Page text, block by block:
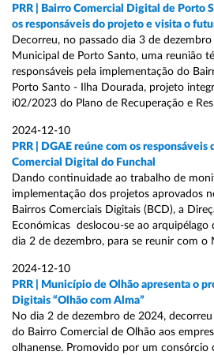
PRR | Bairro Comercial Digital de Porto
os responsáveis do projeto e visita o
Decorreu, no passado dia 3 de
Municipal de Porto Santo, uma reunião
responsáveis pela implementação do
Porto Santo - Ilha Dourada, projeto
i02/2023 do Plano de Recuperação e
2024-12-10
PRR | DGAE reúne com os
Comercial Digital do Funchal
Dando continuidade ao trabalho de
implementação dos projetos aprovados
Bairros Comerciais Digitais (BCD), a
Económicas deslocou-se ao arquipélago
dia 2 de dezembro, para se reunir com
2024-12-10
PRR | Município de Olhão apresenta o
Digitais “Olhão com Alma”
No dia 2 de dezembro de 2024,
do Bairro Comercial de Olhão aos
olhanense. Promovido por um